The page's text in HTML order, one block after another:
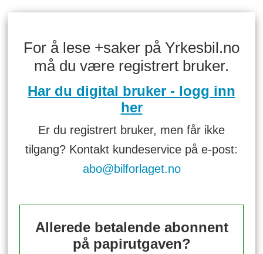
For å lese +saker på Yrkesbil.no
må du være registrert bruker.
Har du digital bruker - logg inn
her
Er du registrert bruker, men får ikke
tilgang? Kontakt kundeservice på e-post:
abo@bilforlaget.no
Allerede betalende abonnent
på papirutgaven?